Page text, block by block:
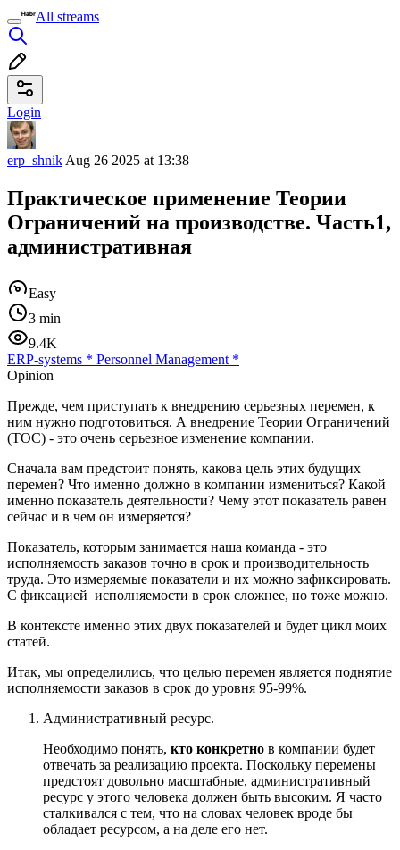
All streams
Login
erp_shnik Aug 26 2025 at 13:38
Практическое применение Теории
Ограничений на производстве. Часть1,
административная
Easy
3 min
9.4K
ERP-systems * Personnel Management *
Opinion
Прежде, чем приступать к внедрению серьезных перемен, к
ним нужно подготовиться. А внедрение Теории Ограничений
(TOC) - это очень серьезное изменение компании.
Сначала вам предстоит понять, какова цель этих будущих
перемен? Что именно должно в компании измениться? Какой
именно показатель деятельности? Чему этот показатель равен
сейчас и в чем он измеряется?
Показатель, которым занимается наша команда - это
исполняемость заказов точно в срок и производительность
труда. Это измеряемые показатели и их можно зафиксировать.
С фиксацией исполняемости в срок сложнее, но тоже можно.
В контексте именно этих двух показателей и будет цикл моих
статей.
Итак, мы определились, что целью перемен является поднятие
исполняемости заказов в срок до уровня 95-99%.
Административный ресурс.
Необходимо понять, кто конкретно в компании будет
отвечать за реализацию проекта. Поскольку перемены
предстоят довольно масштабные, административный
ресурс у этого человека должен быть высоким. Я часто
сталкивался с тем, что на словах человек вроде бы
обладает ресурсом, а на деле его нет.